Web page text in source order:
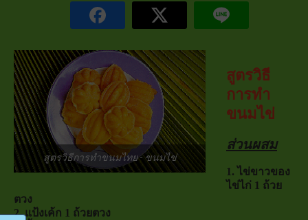
สูตรวิธีการทำขนมไทย - ขนมไข่
สูตรวิธี
การทำ
ขนมไข่
ส่วนผสม
1. ไข่ขาวของ
ไข่ไก่ 1 ถ้วย
ตวง
2. แป้งเค้ก 1 ถ้วยตวง